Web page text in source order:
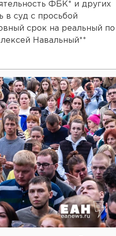
ФБК* и других
суд с просьбой
срок на реальный по
Навальный**